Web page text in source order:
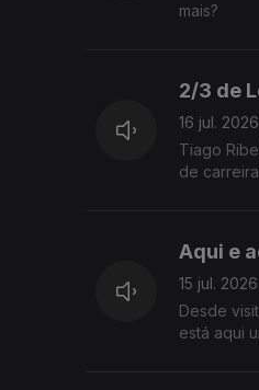
mais?
2/3 de
16 jul. 2026
Tiago
de
Aqui e
15 jul. 2026
Desde
está aqui